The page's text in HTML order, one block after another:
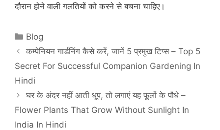
दौरान होने वाली गलतियों को करने से बचना चाहिए।
Categories
Blog
कम्पेनियन गार्डनिंग कैसे करें, जानें 5 प्रमुख टिप्स – Top 5
Secret For Successful Companion Gardening In
Hindi
घर के अंदर नहीं आती धूप, तो लगाएं यह फूलों के पौधे –
Flower Plants That Grow Without Sunlight In
India In Hindi